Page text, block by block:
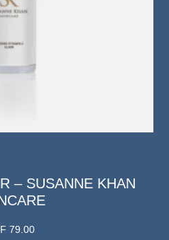
– SUSANNE KHAN
79.00